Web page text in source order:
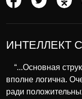
ИНТЕЛЛЕКТ
“...Основная
вполне логична.
ради